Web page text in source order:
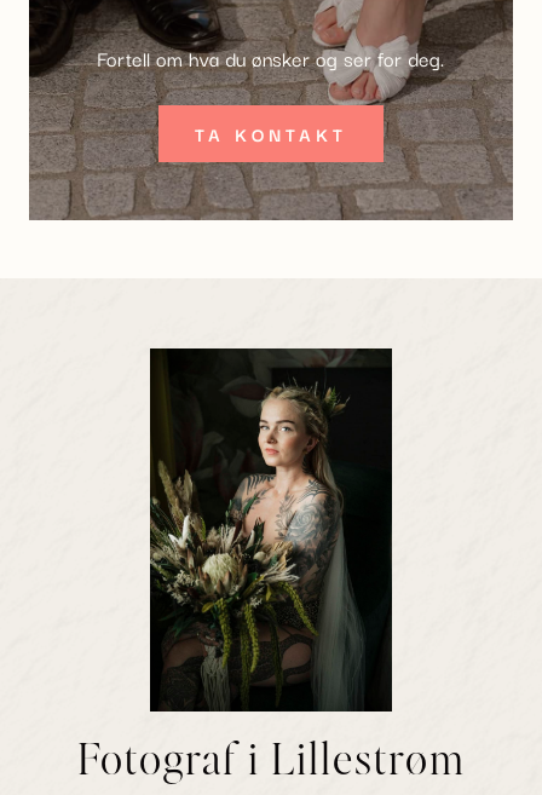
Fortell om hva du ønsker og ser for deg.
TA KONTAKT
Fotograf i Lillestrøm